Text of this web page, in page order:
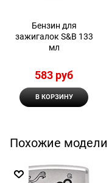
Бензин для
зажигалок S&B 133
мл
583 руб
В КОРЗИНУ
Похожие модели